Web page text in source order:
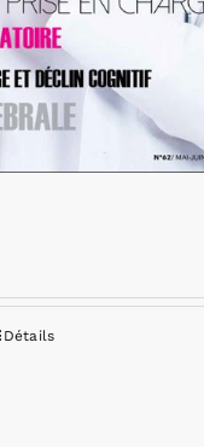
Détails